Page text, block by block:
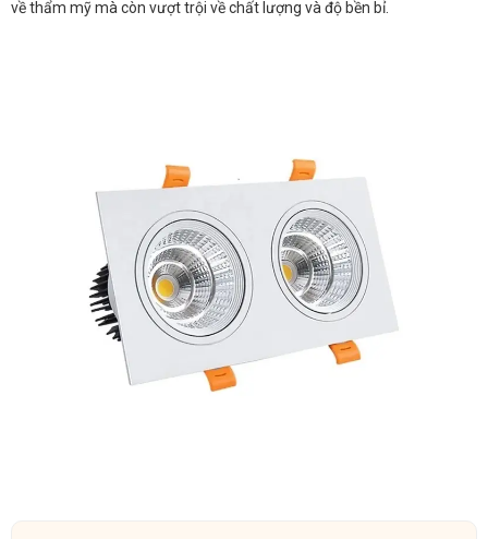
về thẩm mỹ mà còn vượt trội về chất lượng và độ bền bỉ.